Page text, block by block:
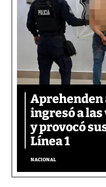
Aprehenden
ingresó a
y provocó
Línea 1
NACIONAL